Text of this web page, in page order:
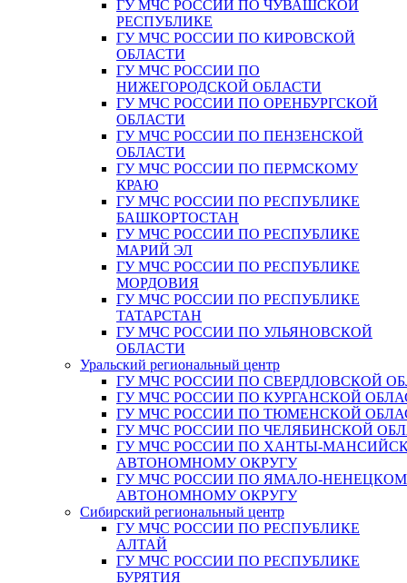
ГУ МЧС РОССИИ ПО ЧУВАШСКОЙ
РЕСПУБЛИКЕ
ГУ МЧС РОССИИ ПО КИРОВСКОЙ
ОБЛАСТИ
ГУ МЧС РОССИИ ПО
НИЖЕГОРОДСКОЙ ОБЛАСТИ
ГУ МЧС РОССИИ ПО ОРЕНБУРГСКОЙ
ОБЛАСТИ
ГУ МЧС РОССИИ ПО ПЕНЗЕНСКОЙ
ОБЛАСТИ
ГУ МЧС РОССИИ ПО ПЕРМСКОМУ
КРАЮ
ГУ МЧС РОССИИ ПО РЕСПУБЛИКЕ
БАШКОРТОСТАН
ГУ МЧС РОССИИ ПО РЕСПУБЛИКЕ
МАРИЙ ЭЛ
ГУ МЧС РОССИИ ПО РЕСПУБЛИКЕ
МОРДОВИЯ
ГУ МЧС РОССИИ ПО РЕСПУБЛИКЕ
ТАТАРСТАН
ГУ МЧС РОССИИ ПО УЛЬЯНОВСКОЙ
ОБЛАСТИ
Уральский региональный центр
ГУ МЧС РОССИИ ПО СВЕРДЛОВСКОЙ
ГУ МЧС РОССИИ ПО КУРГАНСКОЙ
ГУ МЧС РОССИИ ПО ТЮМЕНСКОЙ
ГУ МЧС РОССИИ ПО ЧЕЛЯБИНСКОЙ
ГУ МЧС РОССИИ ПО ХАНТЫ-
АВТОНОМНОМУ ОКРУГУ
ГУ МЧС РОССИИ ПО ЯМАЛО-
АВТОНОМНОМУ ОКРУГУ
Сибирский региональный центр
ГУ МЧС РОССИИ ПО РЕСПУБЛИКЕ
АЛТАЙ
ГУ МЧС РОССИИ ПО РЕСПУБЛИКЕ
БУРЯТИЯ